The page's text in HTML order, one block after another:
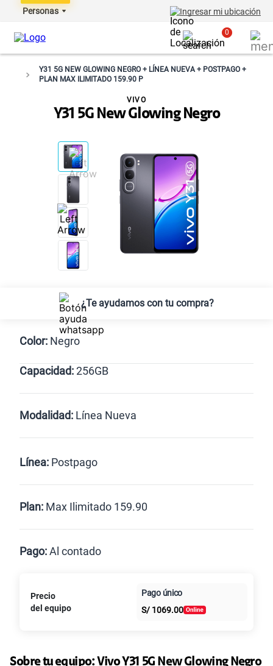
Personas Ingresar mi ubicación
0
Y31 5G NEW GLOWING NEGRO + LÍNEA NUEVA + POSTPAGO +
PLAN MAX ILIMITADO 159.90 P
Y31 5G New Glowing Negro
VIVO
¿Te ayudamos con tu compra?
Color: Negro
Negro
Capacidad:256GB
256GB
Modalidad: Línea Nueva
Renovación Celular liberado
Línea: Postpago
Postpago
Plan: Max Ilimitado 159.90
125GBen alta velocidad
S/
Pago:Al contado
Al contado Cuotas Claro
intereses
Precio
del equipo
Pago único
S/ 1069.00
Sobre tu equipo: Vivo Y31 5G New Glowing Negro